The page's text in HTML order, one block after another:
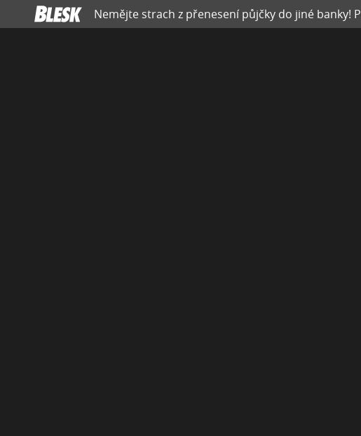
Nemějte strach z přenesení půjčky do jiné banky!